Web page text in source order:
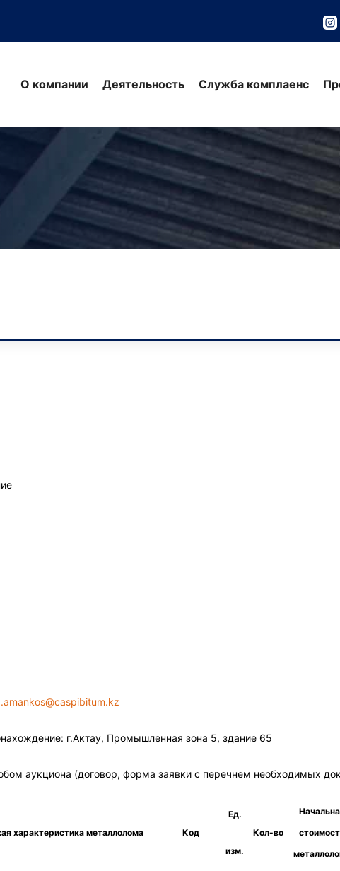
О компании Деятельность Служба комплаенс
.amankos@caspibitum.kz
г.Актау, Промышленная зона 5, здание 65
аукциона (договор, форма заявки с перечнем необходимых
характеристика металлолома Код
Ед.
изм.
Кол-во